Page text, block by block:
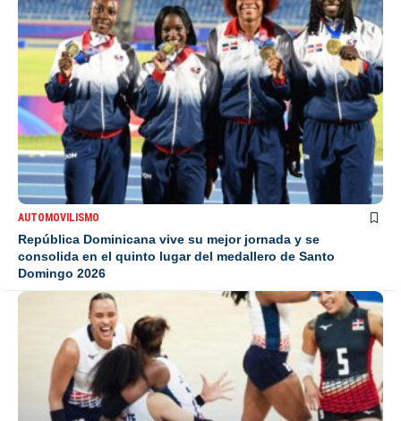
AUTOMOVILISMO
República Dominicana vive su mejor jornada y se
consolida en el quinto lugar del medallero de Santo
Domingo 2026